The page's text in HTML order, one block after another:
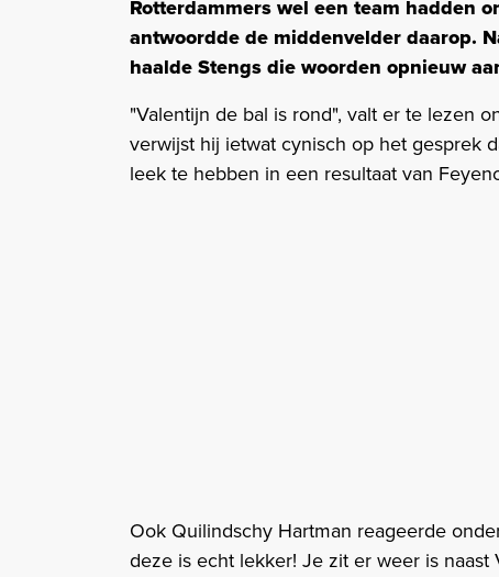
Rotterdammers wel een team hadden
antwoordde de middenvelder daarop.
haalde Stengs die woorden opnieuw
"Valentijn de bal is rond", valt er te lezen
verwijst hij ietwat cynisch op het gesprek
leek te hebben in een resultaat van
Ook Quilindschy Hartman reageerde
deze is echt lekker! Je zit er weer is naast